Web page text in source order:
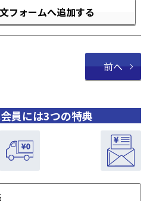
員には3つの特典
フォームへ追加する
前へ